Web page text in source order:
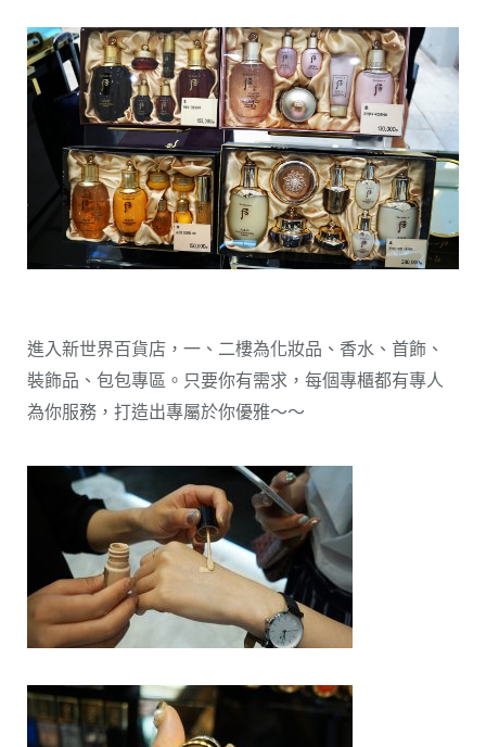
進入新世界百貨店，一、二樓為化妝品、香水、首飾、
裝飾品、包包專區。只要你有需求，每個專櫃都有專人
為你服務，打造出專屬於你優雅～～